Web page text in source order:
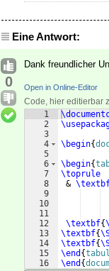
Eine Antwort:
0
Dank freundlicher
Open in Online-Editor
Code, hier editierbar
1
2
3
4
5
6
7
8
9
10
11
12
13
14
15
16
\begin{
\begin{
\toprule
&
\textbf{
\textbf{
\textbf{
\end {
\end {